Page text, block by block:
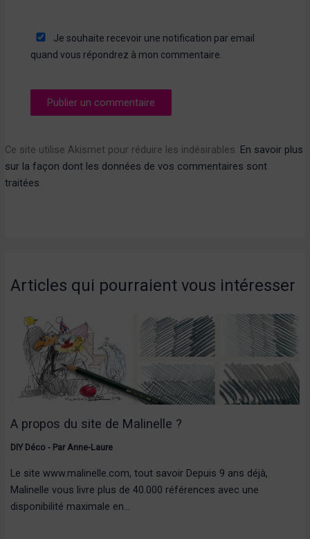
Je souhaite recevoir une notification par email
quand vous répondrez à mon commentaire.
Ce site utilise Akismet pour réduire les indésirables. En savoir plus
sur la façon dont les données de vos commentaires sont
traitées.
Articles qui pourraient vous intéresser
A propos du site de Malinelle ?
DIY Déco- ParAnne-Laure
Le site www.malinelle.com, tout savoir Depuis 9 ans déjà,
Malinelle vous livre plus de 40.000 références avec une
disponibilité maximale en…